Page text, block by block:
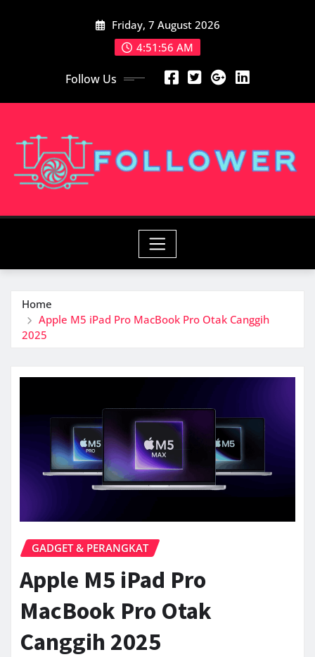
Friday, 7 August 2026
4:51:57 AM
Follow Us
Home
Apple M5 iPad Pro MacBook Pro Otak Canggih
2025
GADGET & PERANGKAT
Apple M5 iPad Pro
MacBook Pro Otak
Canggih 2025